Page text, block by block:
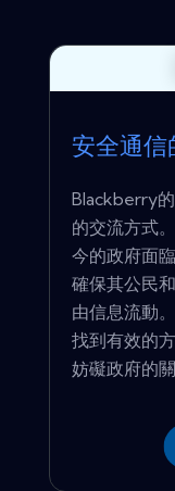
安全通信
Blackberry
的交流方式
今的政府面
確保其公民
由信息流動
找到有效的
妨礙政府的